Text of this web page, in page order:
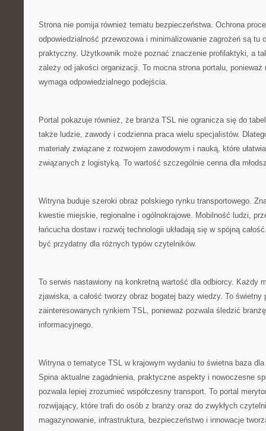
Strona nie pomija również tematu bezpieczeństwa. Ochrona
odpowiedzialność przewozowa i minimalizowanie zagrożeń są tu
praktyczny. Użytkownik może poznać znaczenie profilaktyki, a
zależy od jakości organizacji. To mocna strona portalu,
wymaga odpowiedzialnego podejścia.
Portal pokazuje również, że branża TSL nie ogranicza się do
także ludzie, zawody i codzienna praca wielu specjalistów.
materiały związane z rozwojem zawodowym i nauką, które
związanych z logistyką. To wartość szczególnie cenna dla
Witryna buduje szeroki obraz polskiego rynku transportowego.
kwestie miejskie, regionalne i ogólnokrajowe. Mobilność ludzi,
łańcucha dostaw i rozwój technologii układają się w spójną
być przydatny dla różnych typów czytelników.
To serwis nastawiony na konkretną wartość dla odbiorcy. Każdy
zjawiska, a całość tworzy obraz bogatej bazy wiedzy. To
zainteresowanych rynkiem TSL, ponieważ pozwala śledzić
informacyjnego.
Witryna o tematyce TSL w krajowym wydaniu to świetna baza
Spina aktualne zagadnienia, praktyczne aspekty i nowoczesne
pozwala lepiej zrozumieć współczesny transport. To portal
rozwijający, które trafi do osób z branży oraz do zwykłych
magazynowanie, infrastruktura, bezpieczeństwo i innowacje